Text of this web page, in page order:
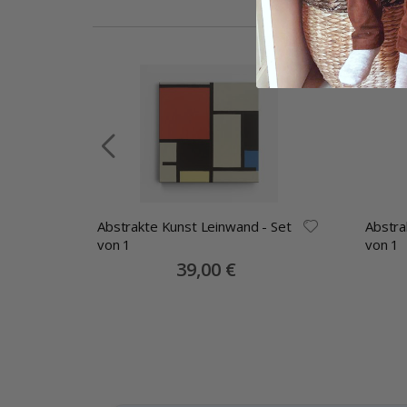
Abstrakte Kunst Leinwand - Set
von 1
Special
Price
39,00 €
von 1